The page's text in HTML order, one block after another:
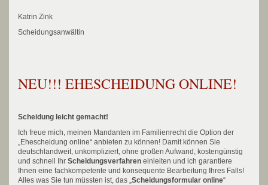
Katrin Zink
Scheidungsanwältin
NEU!!! EHESCHEIDUNG ONLINE!
Scheidung leicht gemacht!
Ich freue mich, meinen Mandanten im Familienrecht die Option der
„Ehescheidung online“ anbieten zu können! Damit können Sie
deutschlandweit, unkompliziert, ohne großen Aufwand, kostengünstig
und schnell Ihr Scheidungsverfahren einleiten und ich garantiere
Ihnen eine fachkompetente und konsequente Bearbeitung Ihres Falls!
Alles was Sie tun müssten ist, das „Scheidungsformular online“